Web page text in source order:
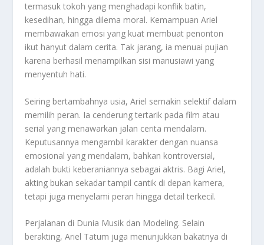
termasuk tokoh yang menghadapi konflik batin,
kesedihan, hingga dilema moral. Kemampuan Ariel
membawakan emosi yang kuat membuat penonton
ikut hanyut dalam cerita. Tak jarang, ia menuai pujian
karena berhasil menampilkan sisi manusiawi yang
menyentuh hati.
Seiring bertambahnya usia, Ariel semakin selektif dalam
memilih peran. Ia cenderung tertarik pada film atau
serial yang menawarkan jalan cerita mendalam.
Keputusannya mengambil karakter dengan nuansa
emosional yang mendalam, bahkan kontroversial,
adalah bukti keberaniannya sebagai aktris. Bagi Ariel,
akting bukan sekadar tampil cantik di depan kamera,
tetapi juga menyelami peran hingga detail terkecil.
Perjalanan di Dunia Musik dan Modeling. Selain
berakting, Ariel Tatum juga menunjukkan bakatnya di